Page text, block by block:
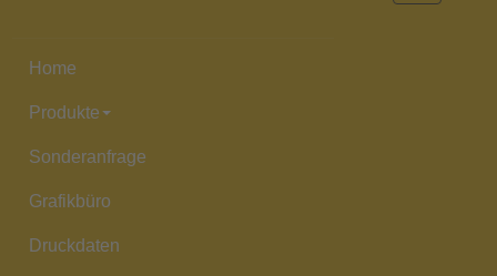
Home
Produkte
Sonderanfrage
Grafikbüro
Druckdaten